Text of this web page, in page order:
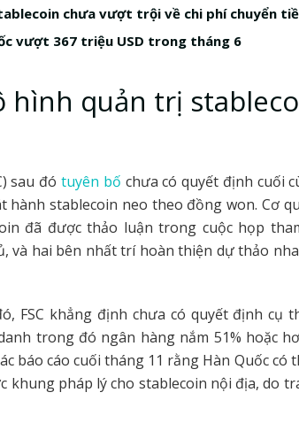
chưa vượt trội về chi phí chuyển
vượt 367 triệu USD trong tháng 6
hình quản trị
sau đó tuyên bố chưa có quyết định cuối
hành stablecoin neo theo đồng won. Cơ
đã được thảo luận trong cuộc họp
và hai bên nhất trí hoàn thiện dự thảo
FSC khẳng định chưa có quyết định cụ
trong đó ngân hàng nắm 51% hoặc
báo cáo cuối tháng 11 rằng Hàn Quốc có
khung pháp lý cho stablecoin nội địa, do